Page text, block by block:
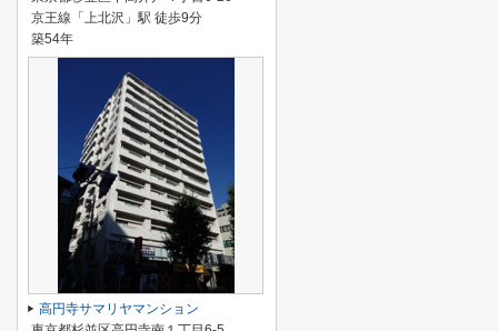
京王線「上北沢」駅 徒歩9分
築54年
高円寺サマリヤマンション